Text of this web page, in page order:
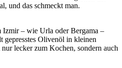
und das schmeckt man.
– wie Urla oder Bergama –
gepresstes Olivenöl in kleinen
lecker zum Kochen, sondern auch